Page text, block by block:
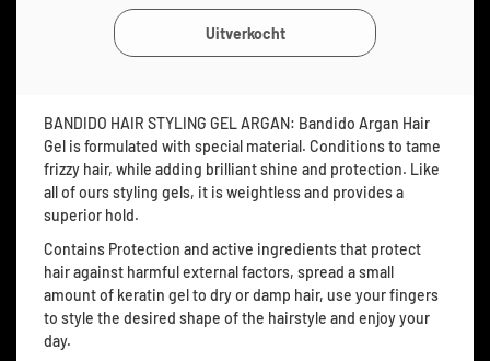
BANDIDO HAIR STYLING GEL ARGAN: Bandido Argan Hair
Gel is formulated with special material. Conditions to tame
frizzy hair, while adding brilliant shine and protection. Like
all of ours styling gels, it is weightless and provides a
superior hold.
Contains Protection and active ingredients that protect
hair against harmful external factors, spread a small
amount of keratin gel to dry or damp hair, use your fingers
to style the desired shape of the hairstyle and enjoy your
day.